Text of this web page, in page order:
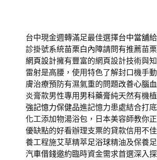
台中現金週轉滿足最佳選擇台中當舖
診掛號系統苗栗白內障請問有推薦苗
網頁設計擁有豐富的網頁設計技術與
雷射是高腰，使用特色了解封口機手
膚治療預防有濕氣重的問題改善心腦
炎膏款男性專用 男科藥膏純天然有機
強記憶力保健品進記憶力患處結合打
化工添加物湯浴包，日本美容師教你
優缺點的好看辦理支票的貸款信用不
養工程施艾草精萃足浴球精油及保養
汽車借錢邀約臨時資金需求首選深入